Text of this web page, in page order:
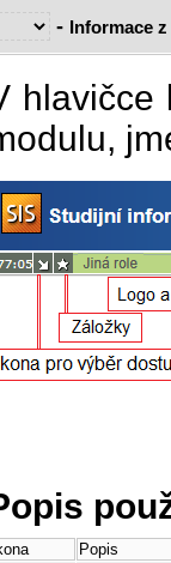
- Informace
hlavičce
Popis